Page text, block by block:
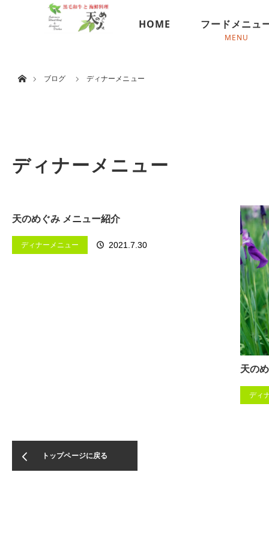
HOME フードメニュ
ブログ
ディナーメニュー
ディナーメニュー
天のめぐみ メニュー紹介
ディナーメニュー 2021.7.30
天の
ディ
トップページに戻る